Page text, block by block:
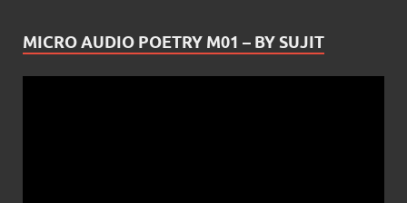
MICRO AUDIO POETRY M01 – BY SUJIT